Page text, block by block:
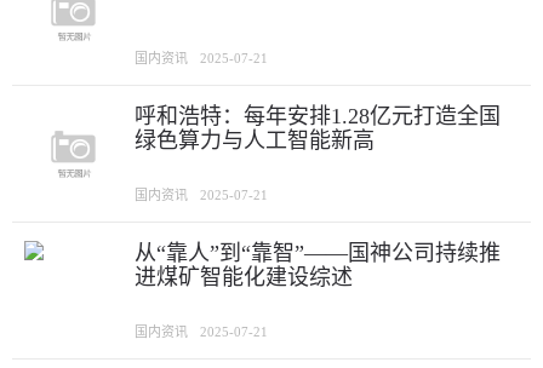
国内资讯 2025-07-21
呼和浩特：每年安排1.28亿元打造全国
绿色算力与人工智能新高
国内资讯 2025-07-21
从“靠人”到“靠智”——国神公司持续推
进煤矿智能化建设综述
国内资讯 2025-07-21